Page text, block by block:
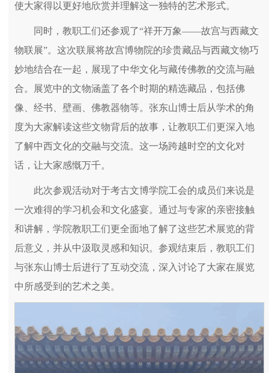
使大家得以更好地欣赏并理解这一独特的艺术形式。
同时，教职工们还参观了“祥开万象——故宫与西藏文
物联展”。这次联展将故宫博物院的珍贵藏品与西藏文物巧
妙地结合在一起，展现了中华文化与藏传佛教的交流与融
合。展览中的文物涵盖了各个时期的精选藏品，包括佛
像、经书、壁画、佛教器物等。张东山博士后从学术的角
度为大家解读这些文物背后的故事，让教职工们更深入地
了解中西文化的交融与交流。这一场跨越时空的文化对
话，让大家感慨万千。
此次参观活动对于考古文博学院工会的成员们来说是
一次难得的学习机会和文化盛宴。通过与专家的亲密接触
和讲解，学院教职工们更全面地了解了这些艺术展览的背
后意义，并从中汲取灵感和知识。参观结束后，教职工们
与张东山博士后进行了互动交流，深入讨论了大家在展览
中所感受到的艺术之美。